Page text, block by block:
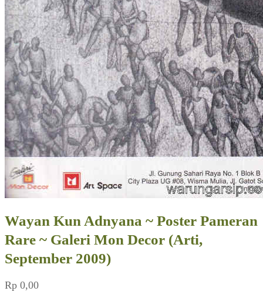
Wayan Kun Adnyana ~ Poster Pameran
Rare ~ Galeri Mon Decor (Arti,
September 2009)
Rp 0,00